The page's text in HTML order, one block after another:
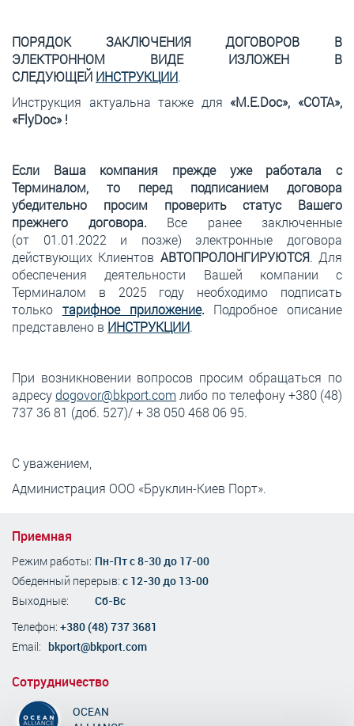
ПОРЯДОК ЗАКЛЮЧЕНИЯ ДОГОВОРОВ В
ЭЛЕКТРОННОМ ВИДЕ ИЗЛОЖЕН В
СЛЕДУЮЩЕЙ ИНСТРУКЦИИ.
Инструкция актуальна также для «M.E.Doc», «СОТА»,
«FlyDoc» !
Если Ваша компания прежде уже работала с
Терминалом, то перед подписанием договора
убедительно просим проверить статус Вашего
прежнего договора. Все ранее заключенные
(от 01.01.2022 и позже) электронные договора
действующих Клиентов АВТОПРОЛОНГИРУЮТСЯ. Для
обеспечения деятельности Вашей компании с
Терминалом в 2025 году необходимо подписать
только тарифное приложение. Подробное описание
представлено в ИНСТРУКЦИИ.
При возникновении вопросов просим обращаться по
адресуdogovor@bkport.com либо по телефону +380 (48)
737 36 81 (доб. 527)/ + 38 050 468 06 95.
С уважением,
Администрация ООО «Бруклин-Киев Порт».
Приемная
Режим работы: Пн-Пт с 8-30 до 17-00
Обеденный перерыв: с 12-30 до 13-00
Выходные:
Сб-Вс
Телефон: +380 (48) 737 3681
Email: bkport@bkport.com
Сотрудничество
OCEAN